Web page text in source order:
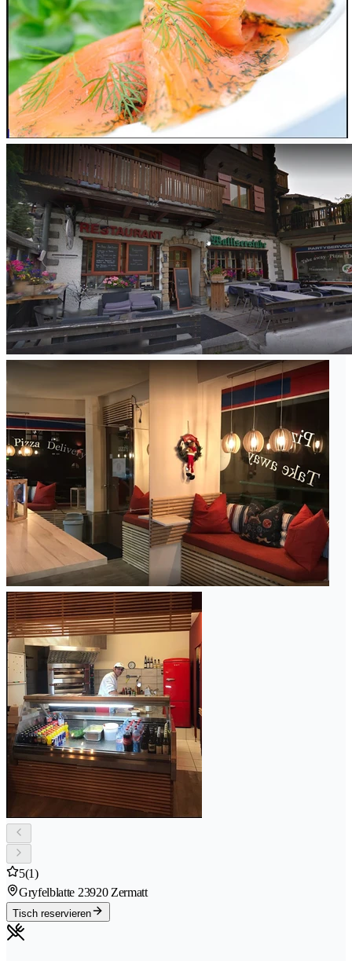
5(1)
Gryfelblatte 23920 Zermatt
Tisch reservieren